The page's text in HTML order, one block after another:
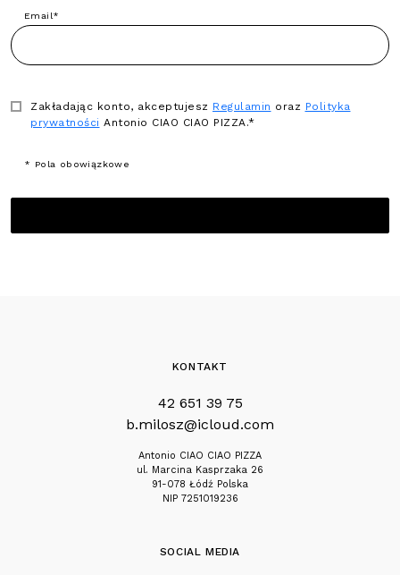
Email*
Zakładając konto, akceptujesz Regulamin oraz Polityka
prywatności Antonio CIAO CIAO PIZZA.*
* Pola obowiązkowe
KONTAKT
42 651 39 75
b.milosz@icloud.com
Antonio CIAO CIAO PIZZA
ul. Marcina Kasprzaka 26
91-078 Łódź Polska
NIP 7251019236
SOCIAL MEDIA